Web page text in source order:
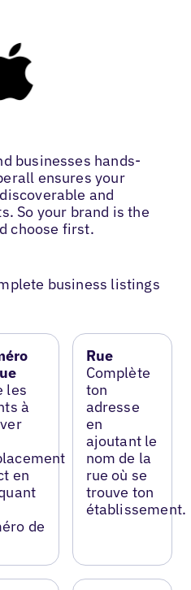
businesses hands-
ensures your
and
So your brand is the
choose first.
business listings
les
à
en
de
Rue
Complète
ton
adresse
en
ajoutant le
nom de la
rue où se
trouve ton
établissement.